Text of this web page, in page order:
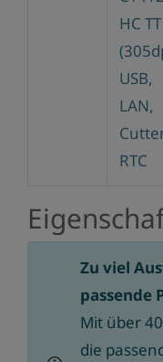
HC TT
USB,
LAN,
RTC
Zu viel
passende
Mit über
die